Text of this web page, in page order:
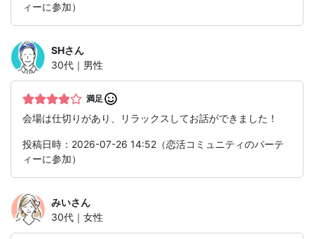
ィーに参加）
SHさん
30代｜男性
満足
会場は仕切りがあり、リラックスしてお話ができました！
投稿日時：2026-07-26 14:52（恋活コミュニティのパーテ
ィーに参加）
みいさん
30代｜女性